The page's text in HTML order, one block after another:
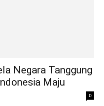
Negara Tanggung
Maju
0